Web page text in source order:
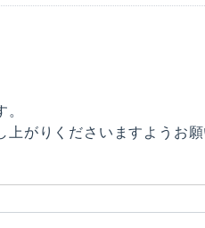
がりくださいますようお願